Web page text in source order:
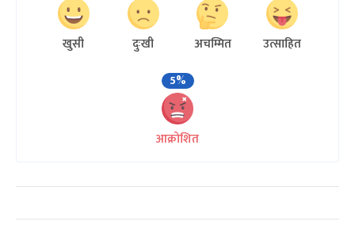
खुसी दुःखी अचम्मित
उत्साहित
5%
आक्रोशित